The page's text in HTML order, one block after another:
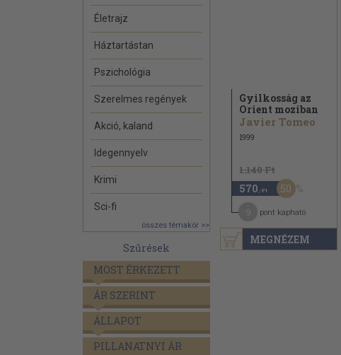
Életrajz
Háztartástan
Pszichológia
Szerelmes regények
Akció, kaland
Idegennyelv
Krimi
Sci-fi
összes témakör >>
Szűrések
MOST ÉRKEZETT
ÁR SZERINT
ÁLLAPOT
PILLANATNYI ÁR
MEGNÉZEM
Gyilkosság az
Orient moziban
Javier Tomeo
1999
1.140 Ft
570 ,-Ft 50
pont kapható